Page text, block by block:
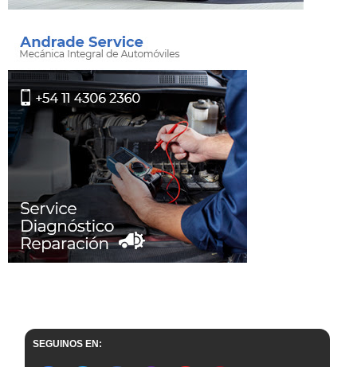
SEGUINOS EN: